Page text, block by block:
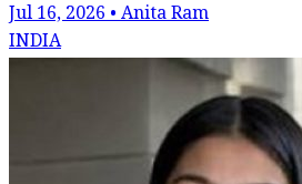
Jul 16, 2026 • Anita Ram
INDIA